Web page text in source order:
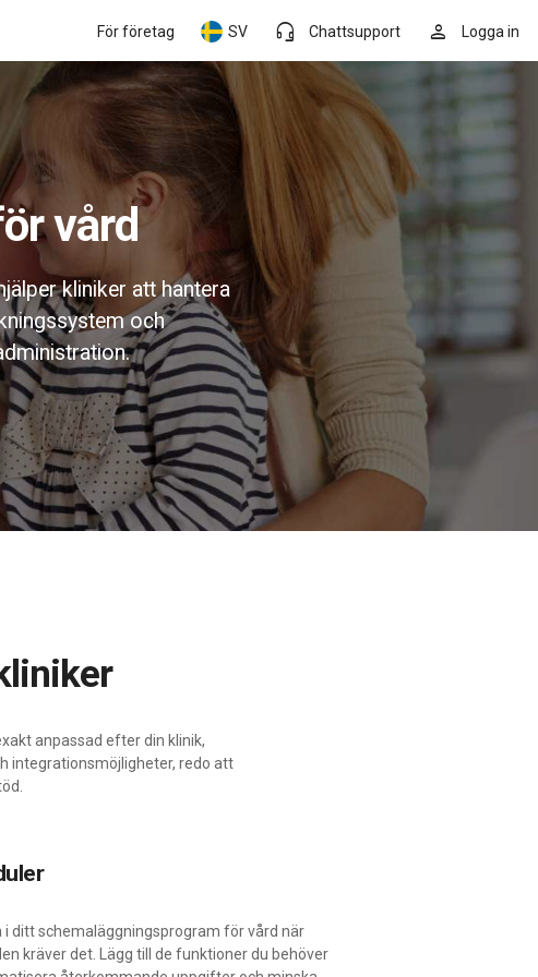
person Logga in
headset_mic Chattsupport
SV
För företag
vård
kliniker att hantera
och
anpassad efter din klinik,
integrationsmöjligheter, redo att
ditt schemaläggningsprogram för vård när
kräver det. Lägg till de funktioner du behöver